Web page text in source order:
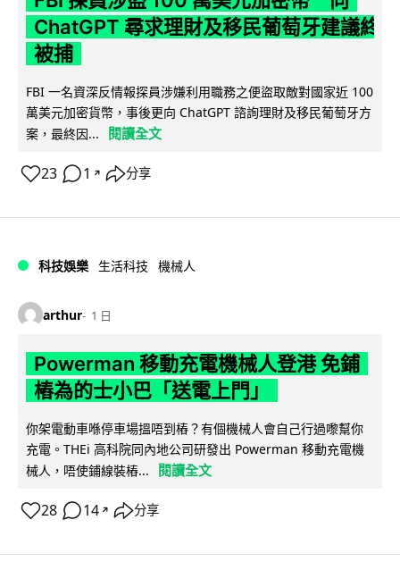
ChatGPT 尋求理財及移民葡萄牙建議終
被捕
FBI 一名資深反情報探員涉嫌利用職務之便盜取敵對國家近 100
萬美元加密貨幣，事後更向 ChatGPT 諮詢理財及移民葡萄牙方
案，最終因...
閱讀全文
23 1 ↗ 分享
科技娛樂 生活科技 機械人
arthur 1 日
Powerman 移動充電機械人登港 免鋪
樁為的士小巴「送電上門」
你架電動車喺停車場搵唔到樁？有個機械人會自己行過嚟幫你
充電。THEi 高科院同內地公司研發出 Powerman 移動充電機
械人，唔使鋪線裝樁...
閱讀全文
28 14 ↗ 分享